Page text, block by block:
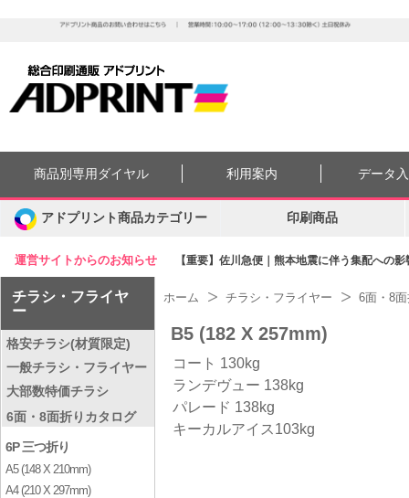
運営サイトからのお知らせ 【重要】佐川急便｜熊本地震に伴う集配への
商品別専用ダイヤル 利用案内 データ
アドプリント商品カテゴリー 印刷商品
チラシ・フライヤ
ー
格安チラシ(材質限定)
一般チラシ・フライヤー
大部数特価チラシ
6面・8面折りカタログ
6P 三つ折り
A5 (148 X 210mm)
A4 (210 X 297mm)
ホーム チラシ・フライヤー 6面・8
B5 (182 X 257mm)
コート 130kg
ランデヴュー 138kg
パレード 138kg
キーカルアイス103kg